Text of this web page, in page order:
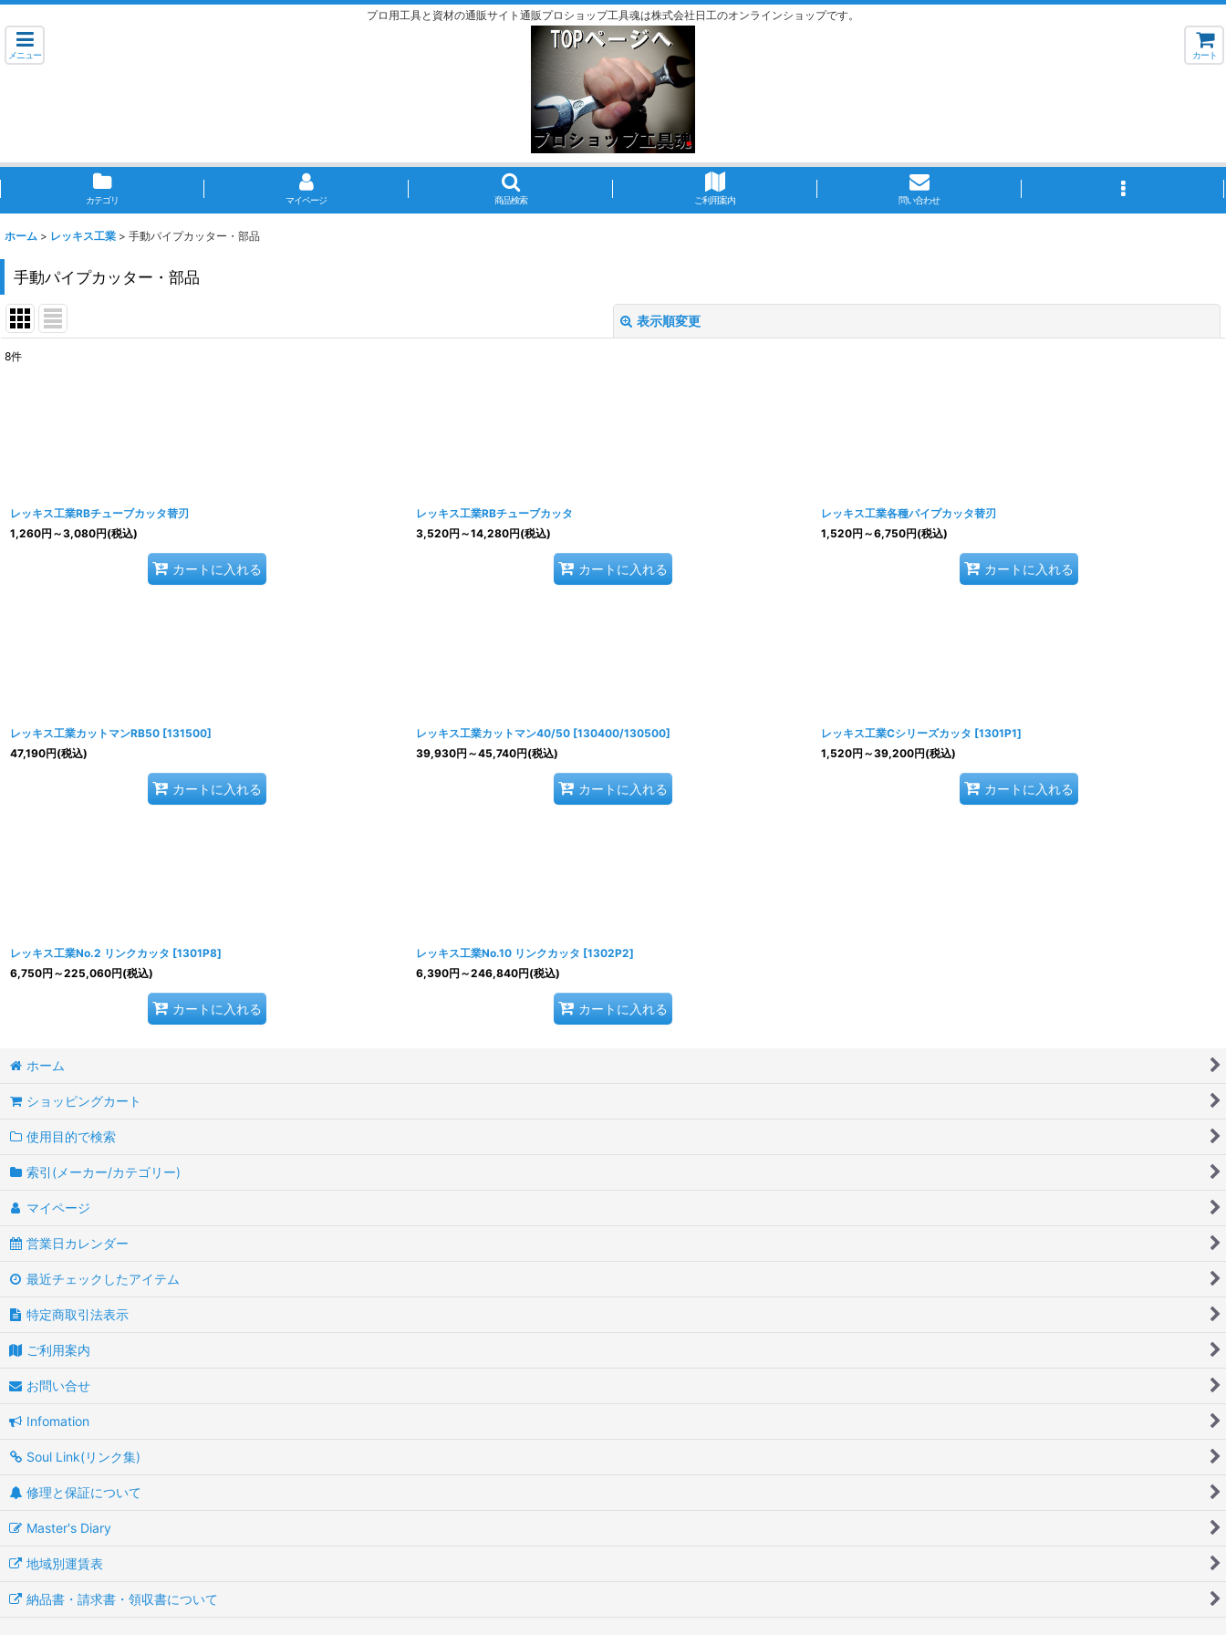
プロ用工具と資材の通販サイト通販プロショップ工具魂は株式会社日工のオンラインショップです。
メニュー カート
カテゴリ マイページ 商品検索 ご利用案内 問い合わせ
ホーム > レッキス工業 > 手動パイプカッター・部品
手動パイプカッター・部品
表示順変更
8件
レッキス工業RBチューブカッタ替刃
1,260円 ～3,080円(税込)
カートに入れる
レッキス工業RBチューブカッタ
3,520円 ～14,280円(税込)
カートに入れる
レッキス工業各種パイプカッタ替刃
1,520円 ～6,750円(税込)
カートに入れる
レッキス工業カットマンRB50 [131500]
47,190円(税込)
カートに入れる
レッキス工業カットマン40/50 [130400/130500]
39,930円 ～45,740円(税込)
カートに入れる
レッキス工業Cシリーズカッタ [1301P1]
1,520円 ～39,200円(税込)
カートに入れる
レッキス工業No.2 リンクカッタ [1301P8]
6,750円 ～225,060円(税込)
カートに入れる
レッキス工業No.10 リンクカッタ [1302P2]
6,390円 ～246,840円(税込)
カートに入れる
ホーム
ショッピングカート
使用目的で検索
索引(メーカー/カテゴリー)
マイページ
営業日カレンダー
最近チェックしたアイテム
特定商取引法表示
ご利用案内
お問い合せ
Infomation
Soul Link(リンク集)
修理と保証について
Master's Diary
地域別運賃表
納品書・請求書・領収書について